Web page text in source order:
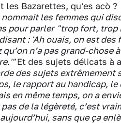
les Bazarettes, qu'es acò ?
les femmes qui
pour parler "trop fort, trop
: 'Ah ouais, on est
n’a pas grand-chose
Et des sujets délicats à
des sujets
le rapport au handicap,
en même temps, on a
pas de la légèreté, c’est
sans que ça